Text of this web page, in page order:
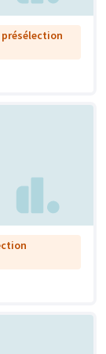
présélection